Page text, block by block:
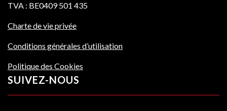
TVA : BE0409 501 435
Charte de vie privée
Conditions générales d’utilisation
Politique des Cookies
SUIVEZ-NOUS